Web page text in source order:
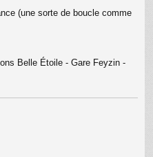
(une sorte de boucle comme
Belle Étoile - Gare Feyzin -